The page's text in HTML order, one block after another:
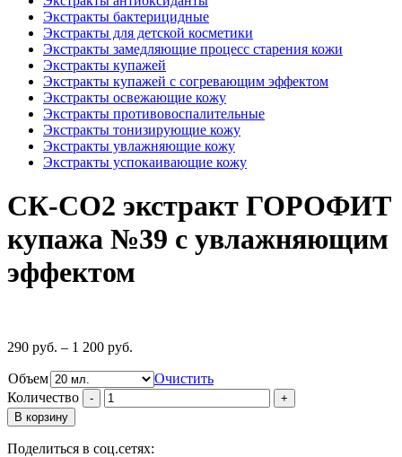
Экстракты бактерицидные
Экстракты для детской косметики
Экстракты замедляющие процесс старения кожи
Экстракты купажей
Экстракты купажей с согревающим эффектом
Экстракты освежающие кожу
Экстракты противовоспалительные
Экстракты тонизирующие кожу
Экстракты увлажняющие кожу
Экстракты успокаивающие кожу
СК-СО2 экстракт ГОРОФИТ
купажа №39 с увлажняющим
эффектом
290 руб. – 1 200 руб.
Объем
Очистить
Количество
В корзину
Поделиться в соц.сетях: